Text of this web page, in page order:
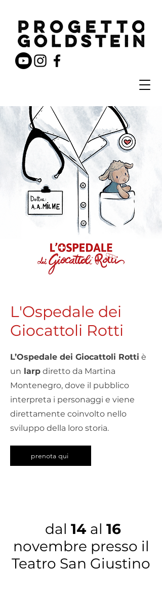
L'Ospedale dei
Giocattoli Rotti
L’Ospedale dei Giocattoli Rotti è
un larp diretto da Martina
Montenegro, dove il pubblico
interpreta i personaggi e viene
direttamente coinvolto nello
sviluppo della loro storia.
prenota qui
dal 14 al 16
novembre presso il
Teatro San Giustino